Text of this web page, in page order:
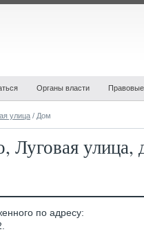
Органы власти
улица / Дом
Луговая улица,
по адресу: